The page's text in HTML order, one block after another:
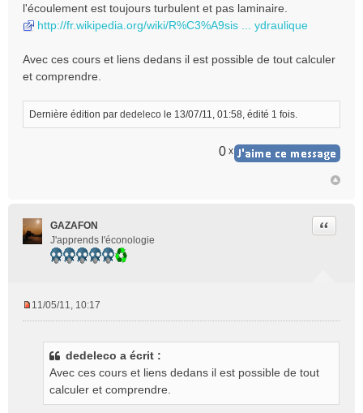
l'écoulement est toujours turbulent et pas laminaire.
http://fr.wikipedia.org/wiki/R%C3%A9sis ... ydraulique
Avec ces cours et liens dedans il est possible de tout calculer
et comprendre.
Dernière édition par dedeleco le 13/07/11, 01:58, édité 1 fois.
0 x
GAZAFON
J'apprends l'éconologie
Citer
11/05/11, 10:17
dedeleco a écrit :
Avec ces cours et liens dedans il est possible de tout
calculer et comprendre.